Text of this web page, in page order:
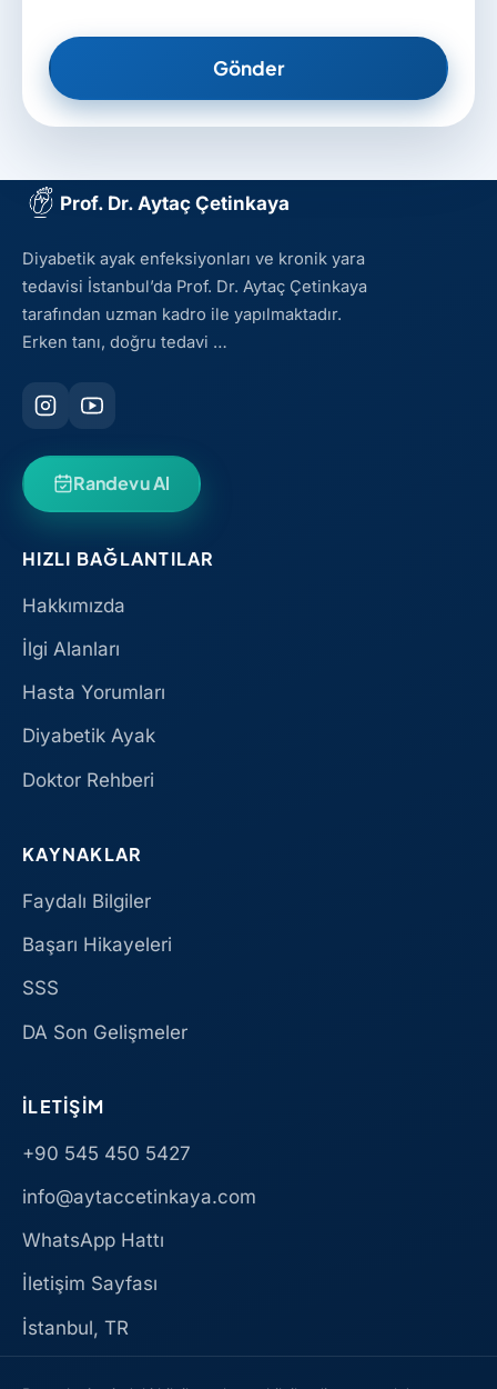
Gönder
Prof. Dr. Aytaç Çetinkaya
Diyabetik ayak enfeksiyonları ve kronik yara
tedavisi İstanbul’da Prof. Dr. Aytaç Çetinkaya
tarafından uzman kadro ile yapılmaktadır.
Erken tanı, doğru tedavi …
Randevu Al
HIZLI BAĞLANTILAR
Hakkımızda
İlgi Alanları
Hasta Yorumları
Diyabetik Ayak
Doktor Rehberi
KAYNAKLAR
Faydalı Bilgiler
Başarı Hikayeleri
SSS
DA Son Gelişmeler
İLETIŞIM
+90 545 450 5427
info@aytaccetinkaya.com
WhatsApp Hattı
İletişim Sayfası
İstanbul, TR